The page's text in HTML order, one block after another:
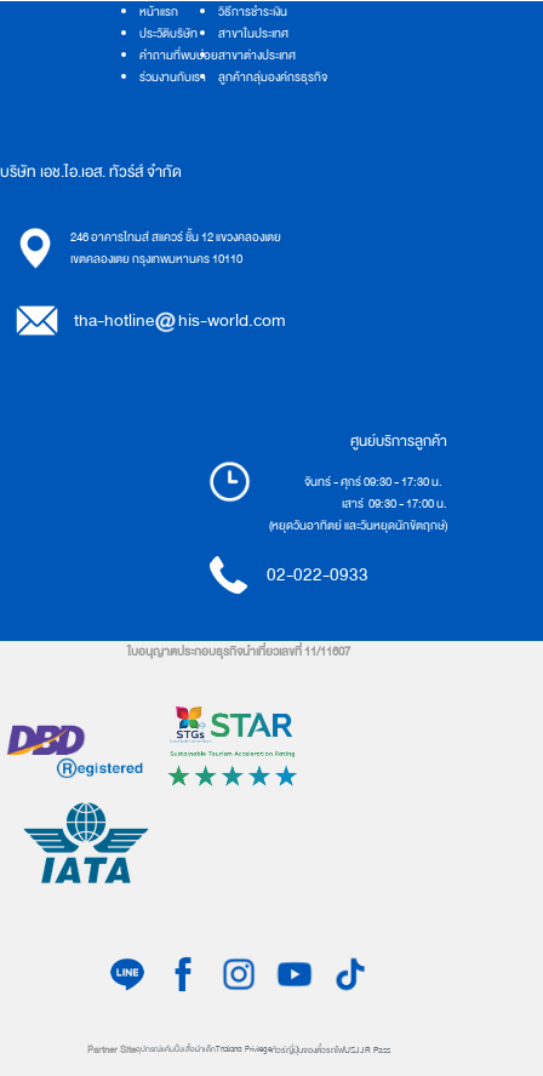
หน้าแรก
ประวัติบริษัท
คำถามที่พบบ่อย
ร่วมงานกับเรา
วิธีการชำระเงิน
สาขาในประเทศ
สาขาต่างประเทศ
ลูกค้ากลุ่มองค์กรธุรกิจ
บริษัท เอช.ไอ.เอส. ทัวร์ส์ จำกัด
246 อาคารไทมส์ สแควร์ ชั้น 12 แขวงคลองเตย
เขตคลองเตย กรุงเทพมหานคร 10110
tha-hotline his-world.com
ศูนย์บริการลูกค้า
จันทร์ - ศุกร์ 09:30 - 17:30 น.
เสาร์ 09:30 - 17:00 น.
(หยุดวันอาทิตย์ และวันหยุดนักขัตฤกษ์)
02-022-0933
ใบอนุญาตประกอบธุรกิจนำเที่ยวเลขที่ 11/11607
Partner Siteอุปกรณ์แค้มปิ้งเสื้อผ้าเด็กThailand Privilegeทัวร์ญี่ปุ่นจองตั๋วรถไฟUSJJR Pass